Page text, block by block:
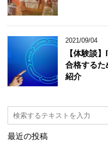
2021/09/04
【体験談
合格するた
紹介
最近の投稿